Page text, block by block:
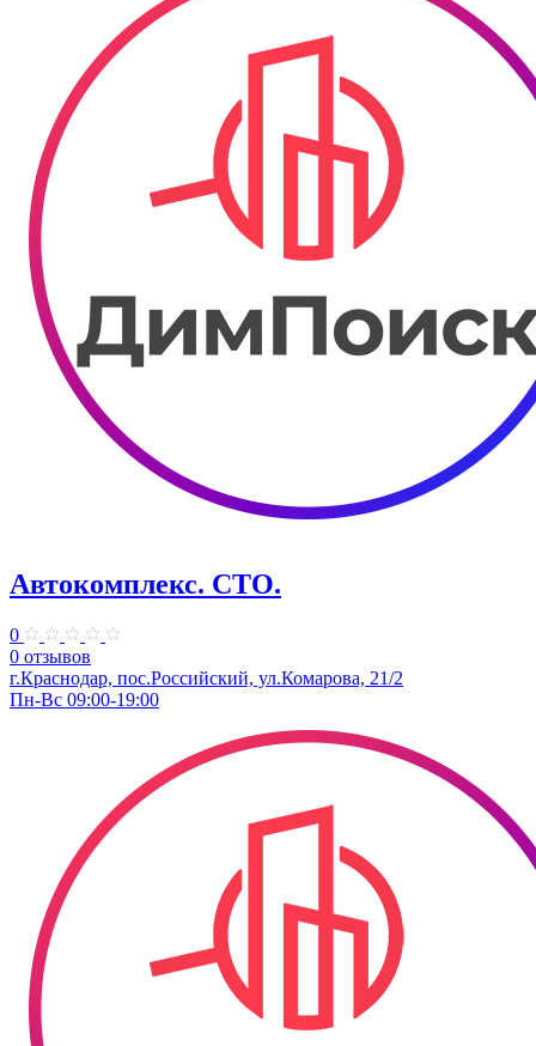
Автокомплекс. СТО.
0
0 отзывов
г.Краснодар, пос.Российский, ул.Комарова, 21/2
Пн-Вс 09:00-19:00